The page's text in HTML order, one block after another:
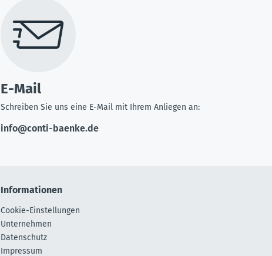
E-Mail
Schreiben Sie uns eine E-Mail mit Ihrem Anliegen an:
info@conti-baenke.de
Informationen
Cookie-Einstellungen
Unternehmen
Datenschutz
Impressum